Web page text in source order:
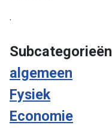
.
Subcategorieën
algemeen
Fysiek
Economie